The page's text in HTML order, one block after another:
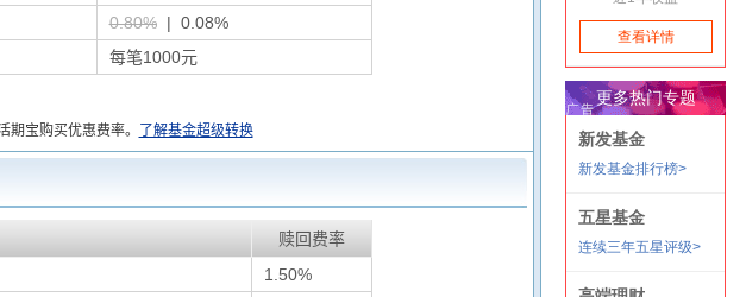
0.80%| 0.08%
每笔1000元
宝购买优惠费率。
了解基金超级转换
赎回费率
1.50%